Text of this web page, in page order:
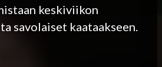
keskiviikon
savolaiset kaataakseen.